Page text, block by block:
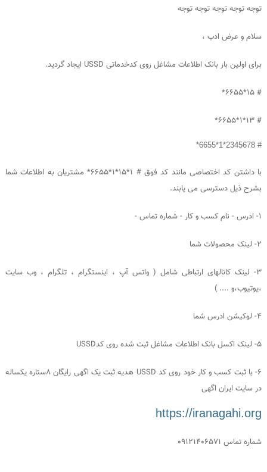
توجه توجه توجه توجه توجه
سلام و عرض ادب ،
برای اولین بار بانک اطلاعات مشاغل روی کدخدماتی USSD ایجاد گردید.
# 15*6655*
# 13*1*6655*
# 2345678*1*6655*
با داشتن کد اختصاصی مانند کد فوق # 1*15*1*6655* مشتریان به اطلاعات شما
بشرح ذیل دسترسی می یابند.
1- ادرس - نام کسب و کار - شماره تماس -
2- لینک محصولات شما
3- لینک کانالهای ارتباطی شامل ( واتس آپ ، اینستگرام ، تلگرام ، وب سایت
،یوتیوب،و .... )
4- لوکیشن ادرس شما
5- لینک اکسل بانک اطلاعات مشاغل ثبت شده روی کدUSSD
6- با ثبت کسب و کار خود روی کد USSD هدیه ثبت یک اگهی رایگان 8ستاره یکساله
در سایت ایران اگهی
https://iranagahi.org
شماره تماس 09121406571